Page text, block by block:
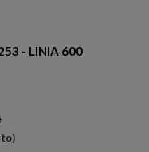
- LINIA 600